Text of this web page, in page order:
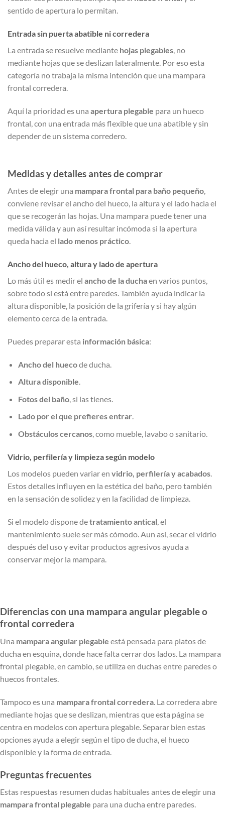
sentido de apertura lo permitan.
Entrada sin puerta abatible ni corredera
La entrada se resuelve mediante hojas plegables, no
mediante hojas que se deslizan lateralmente. Por eso esta
categoría no trabaja la misma intención que una mampara
frontal corredera.
Aquí la prioridad es una apertura plegable para un hueco
frontal, con una entrada más flexible que una abatible y sin
depender de un sistema corredero.
Medidas y detalles antes de comprar
Antes de elegir una mampara frontal para baño pequeño,
conviene revisar el ancho del hueco, la altura y el lado hacia el
que se recogerán las hojas. Una mampara puede tener una
medida válida y aun así resultar incómoda si la apertura
queda hacia el lado menos práctico.
Ancho del hueco, altura y lado de apertura
Lo más útil es medir el ancho de la duchaen varios puntos,
sobre todo si está entre paredes. También ayuda indicar la
altura disponible, la posición de la grifería y si hay algún
elemento cerca de la entrada.
Puedes preparar esta información básica:
Ancho del huecode ducha.
Altura disponible.
Fotos del baño, si las tienes.
Lado por el que prefieres entrar.
Obstáculos cercanos, como mueble, lavabo o sanitario.
Vidrio, perfilería y limpieza según modelo
Los modelos pueden variar en vidrio, perfilería y acabados.
Estos detalles influyen en la estética del baño, pero también
en la sensación de solidez y en la facilidad de limpieza.
Si el modelo dispone detratamiento antical , el
mantenimiento suele ser más cómodo. Aun así, secar el vidrio
después del uso y evitar productos agresivos ayuda a
conservar mejor la mampara.
Diferencias con una mampara angular plegable o
frontal corredera
Una mampara angular plegable está pensada para platos de
ducha en esquina, donde hace falta cerrar dos lados. La mampara
frontal plegable, en cambio, se utiliza en duchas entre paredes o
huecos frontales.
Tampoco es una mampara frontal corredera . La corredera abre
mediante hojas que se deslizan, mientras que esta página se
centra en modelos con apertura plegable. Separar bien estas
opciones ayuda a elegir según el tipo de ducha, el hueco
disponible y la forma de entrada.
Preguntas frecuentes
Estas respuestas resumen dudas habituales antes de elegir una
mampara frontal plegable para una ducha entre paredes.